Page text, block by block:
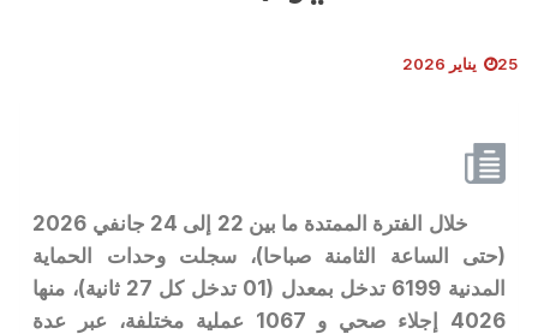
25 يناير 2026
خلال الفترة الممتدة ما بين 22 إلى 24 جانفي 2026
(حتى الساعة الثامنة صباحا)، سجلت وحدات الحماية
المدنية 6199 تدخل بمعدل (01 تدخل كل 27 ثانية)، منها
4026 إجلاء صحي و 1067 عملية مختلفة، عبر عدة